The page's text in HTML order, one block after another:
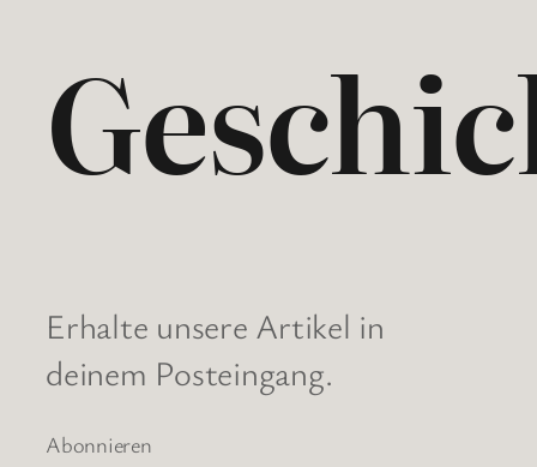
Erhalte unsere Artikel in
deinem Posteingang.
Abonnieren